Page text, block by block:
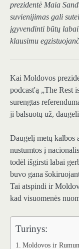
prezidentė Maia
suvienijimas gali
įgyvendinti būtų
klausimu
Kai Moldovos
podcast'ą „The Rest
surengtas
ji balsuotų už,
Daugelį metų kalbos
nustumtos į
todėl išgirsti labai
buvo gana
Tai atspindi ir
kad visuomenės
Turinys:
Moldovos ir